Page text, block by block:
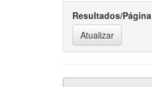
Resultados/Página